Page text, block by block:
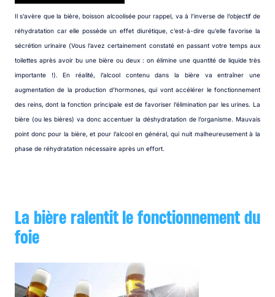
Il s’avère que la bière, boisson alcoolisée pour rappel, va à l’inverse de l’objectif de
réhydratation car elle possède un effet diurétique, c’est-à-dire qu’elle favorise la
sécrétion urinaire (Vous l’avez certainement constaté en passant votre temps aux
toilettes après avoir bu une bière ou deux : on élimine une quantité de liquide très
importante !). En réalité, l’alcool contenu dans la bière va entraîner une
augmentation de la production d’hormones, qui vont accélérer le fonctionnement
des reins, dont la fonction principale est de favoriser l’élimination par les urines. La
bière (ou les bières) va donc accentuer la déshydratation de l’organisme. Mauvais
point donc pour la bière, et pour l’alcool en général, qui nuit malheureusement à la
phase de réhydratation nécessaire après un effort.
La bière ralentit le fonctionnement du
foie